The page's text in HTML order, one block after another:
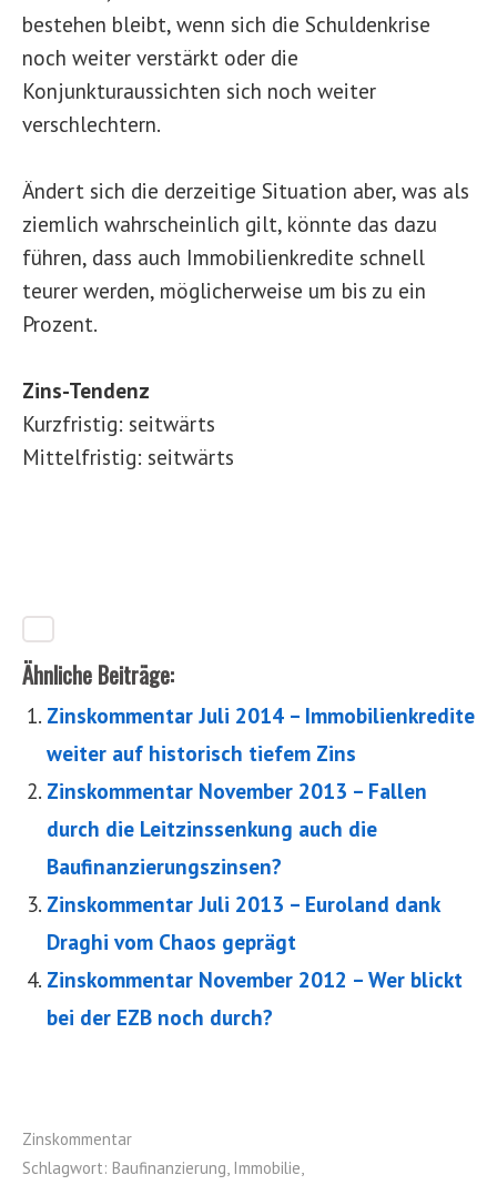
bestehen bleibt, wenn sich die Schuldenkrise
noch weiter verstärkt oder die
Konjunkturaussichten sich noch weiter
verschlechtern.
Ändert sich die derzeitige Situation aber, was als
ziemlich wahrscheinlich gilt, könnte das dazu
führen, dass auch Immobilienkredite schnell
teurer werden, möglicherweise um bis zu ein
Prozent.
Zins-Tendenz
Kurzfristig: seitwärts
Mittelfristig: seitwärts
Ähnliche Beiträge:
Zinskommentar Juli 2014 – Immobilienkredite
weiter auf historisch tiefem Zins
Zinskommentar November 2013 – Fallen
durch die Leitzinssenkung auch die
Baufinanzierungszinsen?
Zinskommentar Juli 2013 – Euroland dank
Draghi vom Chaos geprägt
Zinskommentar November 2012 – Wer blickt
bei der EZB noch durch?
Zinskommentar
Schlagwort: Baufinanzierung, Immobilie,